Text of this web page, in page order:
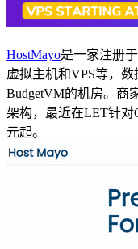
HostMayo是一家注册
虚拟主机和VPS等，
BudgetVM的机房。商
架构，最近在LET针对
元起。